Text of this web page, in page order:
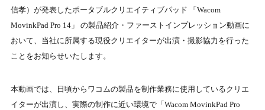
信孝）が発表したポータブルクリエイティブパッド 「Wacom
MovinkPad Pro 14」 の製品紹介・ファーストインプレッション動画に
おいて、当社に所属する現役クリエイターが出演・撮影協力を行った
ことをお知らせいたします。
本動画では、日頃からワコムの製品を制作業務に使用しているクリエ
イターが出演し、実際の制作に近い環境で「Wacom MovinkPad Pro